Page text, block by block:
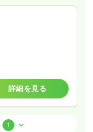
詳細を見る
1